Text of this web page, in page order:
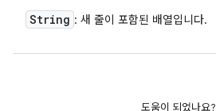
String : 새 줄이 포함된 배열입니다.
도움이 되었나요?